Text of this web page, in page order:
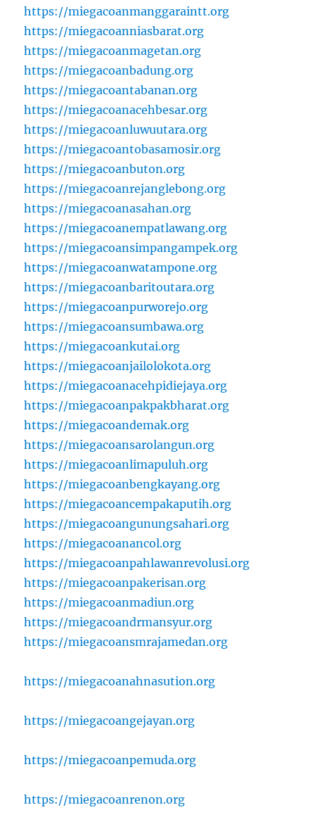
https://miegacoanmanggaraintt.org
https://miegacoanniasbarat.org
https://miegacoanmagetan.org
https://miegacoanbadung.org
https://miegacoantabanan.org
https://miegacoanacehbesar.org
https://miegacoanluwuutara.org
https://miegacoantobasamosir.org
https://miegacoanbuton.org
https://miegacoanrejanglebong.org
https://miegacoanasahan.org
https://miegacoanempatlawang.org
https://miegacoansimpangampek.org
https://miegacoanwatampone.org
https://miegacoanbaritoutara.org
https://miegacoanpurworejo.org
https://miegacoansumbawa.org
https://miegacoankutai.org
https://miegacoanjailolokota.org
https://miegacoanacehpidiejaya.org
https://miegacoanpakpakbharat.org
https://miegacoandemak.org
https://miegacoansarolangun.org
https://miegacoanlimapuluh.org
https://miegacoanbengkayang.org
https://miegacoancempakaputih.org
https://miegacoangunungsahari.org
https://miegacoanancol.org
https://miegacoanpahlawanrevolusi.org
https://miegacoanpakerisan.org
https://miegacoanmadiun.org
https://miegacoandrmansyur.org
https://miegacoansmrajamedan.org
https://miegacoanahnasution.org
https://miegacoangejayan.org
https://miegacoanpemuda.org
https://miegacoanrenon.org